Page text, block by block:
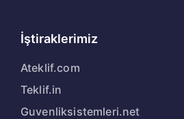
İştiraklerimiz
Ateklif.com
Teklif.in
Guvenliksistemleri.net